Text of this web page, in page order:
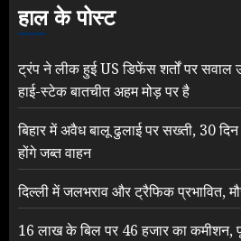
हाल के पोस्ट
ट्रंप ने लीक हुई US डिफेंस शर्तों पर सवाल
हाई-स्टेक बातचीत अहम मोड़ पर है
बिहार में अवैध बालू ढुलाई पर सख्ती, 30 दिन
होंगे जब्त वाहन
दिल्ली में जलभराव और ट्रैफिक प्रभावित,
16 लाख के बिल पर 46 हजार का कमीशन,